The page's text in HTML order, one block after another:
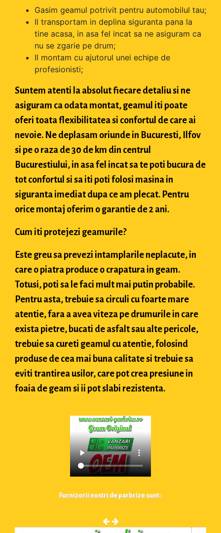
Gasim geamul potrivit pentru automobilul tau;
Il transportam in deplina siguranta pana la
tine acasa, in asa fel incat sa ne asiguram ca
nu se zgarie pe drum;
Il montam cu ajutorul unei echipe de
profesionisti;
Suntem atenti la absolut fiecare detaliu si ne
asiguram ca odata montat, geamul iti poate
oferi toata flexibilitatea si confortul de care ai
nevoie. Ne deplasam oriunde in Bucuresti, Ilfov
si pe o raza de 30 de km din centrul
Bucurestiului, in asa fel incat sa te poti bucura de
tot confortul si sa iti poti folosi masina in
siguranta imediat dupa ce am plecat. Pentru
orice montaj oferim o garantie de 2 ani.
Cum iti protejezi geamurile?
Este greu sa prevezi intamplarile neplacute, in
care o piatra produce o crapatura in geam.
Totusi, poti sa le faci mult mai putin probabile.
Pentru asta, trebuie sa circuli cu foarte mare
atentie, fara a avea viteza pe drumurile in care
exista pietre, bucati de asfalt sau alte pericole,
trebuie sa cureti geamul cu atentie, folosind
produse de cea mai buna calitate si trebuie sa
eviti trantirea usilor, care pot crea presiune in
foaia de geam si ii pot slabi rezistenta.
Furnizorii nostri de parbrize sunt :